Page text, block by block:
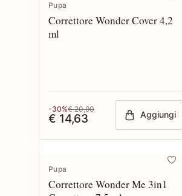
Pupa
Correttore Wonder Cover 4,2
ml
-30%€ 20,90
€ 14,63 Aggiungi
Pupa
Correttore Wonder Me 3in1